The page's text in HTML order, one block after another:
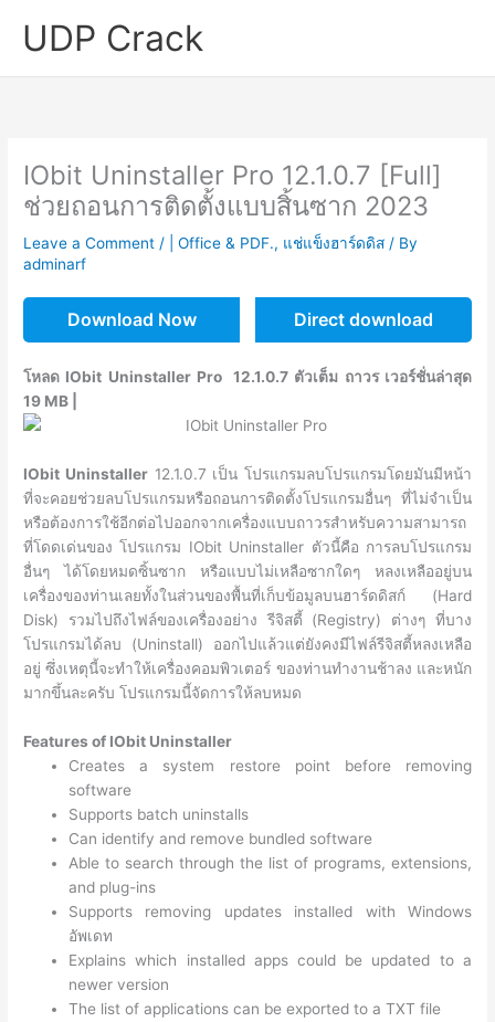
UDP Crack
IObit Uninstaller Pro 12.1.0.7 [Full]
ช่วยถอนการติดตั้งแบบสิ้นซาก 2023
Leave a Comment / | Office & PDF., แช่แข็งฮาร์ดดิส / By
adminarf
Download Now Direct download
โหลด IObit Uninstaller Pro 12.1.0.7 ตัวเต็ม ถาวร เวอร์ชั่นล่าสุด
19 MB |
IObit Uninstaller12.1.0.7 เป็น โปรแกรมลบโปรแกรมโดยมันมีหน้า
ที่จะคอยช่วยลบโปรแกรมหรือถอนการติดตั้งโปรแกรมอื่นๆ ที่ไม่จำเป็น
หรือต้องการใช้อีกต่อไปออกจากเครื่องแบบถาวรสำหรับความสามารถ
ที่โดดเด่นของ โปรแกรม IObit Uninstaller ตัวนี้คือ การลบโปรแกรม
อื่นๆ ได้โดยหมดซิ้นซาก หรือแบบไม่เหลือซากใดๆ หลงเหลืออยู่บน
เครื่องของท่านเลยทั้งในส่วนของพื้นที่เก็บข้อมูลบนฮาร์ดดิสก์ (Hard
Disk) รวมไปถึงไฟล์ของเครื่องอย่าง รีจิสตี้ (Registry) ต่างๆ ที่บาง
โปรแกรมได้ลบ (Uninstall) ออกไปแล้วแต่ยังคงมีไฟล์รีจิสตี้หลงเหลือ
อยู่ ซึ่งเหตุนี้จะทำให้เครื่องคอมพิวเตอร์ ของท่านทำงานช้าลง และหนัก
มากขึ้นละครับ โปรแกรมนี้จัดการให้ลบหมด
Features of IObit Uninstaller
Creates a system restore point before removing
software
Supports batch uninstalls
Can identify and remove bundled software
Able to search through the list of programs, extensions,
and plug-ins
Supports removing updates installed with Windows
อัพเดท
Explains which installed apps could be updated to a
newer version
The list of applications can be exported to a TXT file